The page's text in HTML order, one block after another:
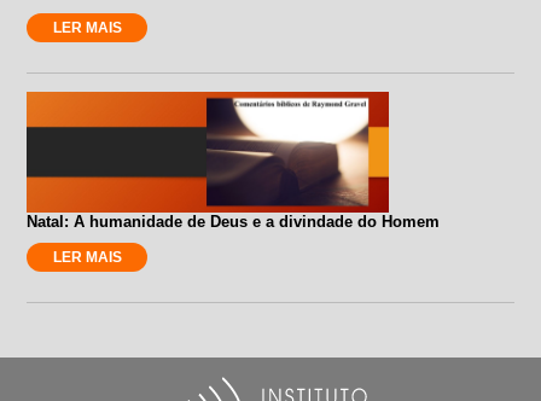
LER MAIS
Natal: A humanidade de Deus e a divindade do Homem
LER MAIS